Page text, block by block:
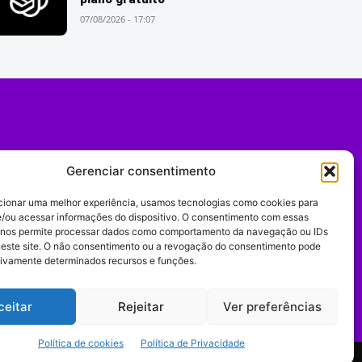
Gerenciar consentimento
uma melhor experiência, usamos tecnologias como cookies para
ou acessar informações do dispositivo. O consentimento com essas
permite processar dados como comportamento da navegação ou IDs
site. O não consentimento ou a revogação do consentimento pode
determinados recursos e funções.
Rejeitar Ver preferências
Política de cookies Política de Privacidade
07/08/2026 - 17:07
digital.